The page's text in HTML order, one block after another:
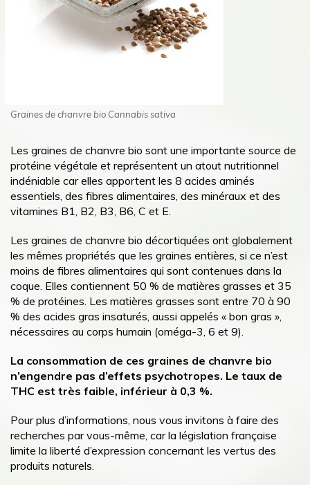
Graines de chanvre bio Cannabis sativa
Les graines de chanvre bio sont une importante source de
protéine végétale et représentent un atout nutritionnel
indéniable car elles apportent les 8 acides aminés
essentiels, des fibres alimentaires, des minéraux et des
vitamines B1, B2, B3, B6, C et E.
Les graines de chanvre bio décortiquées ont globalement
les mêmes propriétés que les graines entières, si ce n’est
moins de fibres alimentaires qui sont contenues dans la
coque. Elles contiennent 50 % de matières grasses et 35
% de protéines. Les matières grasses sont entre 70 à 90
% des acides gras insaturés, aussi appelés « bon gras »,
nécessaires au corps humain (oméga-3, 6 et 9).
La consommation de ces graines de chanvre bio
n’engendre pas d’effets psychotropes. Le taux de
THC est très faible, inférieur à 0,3 %.
Pour plus d’informations, nous vous invitons à faire des
recherches par vous-même, car la législation française
limite la liberté d’expression concernant les vertus des
produits naturels.